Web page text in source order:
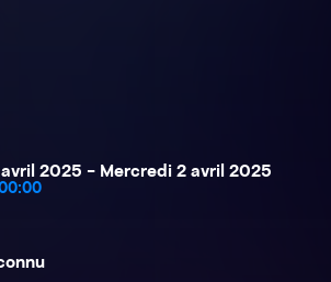
avril 2025 - Mercredi 2 avril 2025